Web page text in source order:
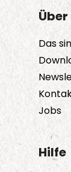
Das
Jobs
Hilfe